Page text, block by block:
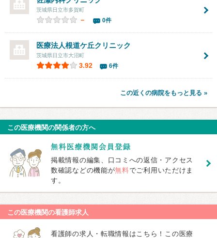
茨城県日立市多賀町
－ 0件
医療法人根道ケ丘クリニック
茨城県日立市大沼町
3.92 6件
この近くの病院をもっと見る »
この医療機関の関係者の方へ
掲載情報の編集、口コミへの返信・アクセス
数確認などの機能が無料でご利用いただけま
す。
この医療機関の看護師求人
看護師の求人・転職情報はこちら！この医療